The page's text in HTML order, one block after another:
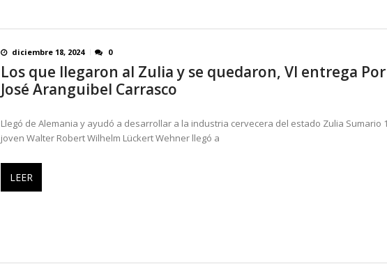
diciembre 18, 2024 0
Los que llegaron al Zulia y se quedaron, VI entrega Por
José Aranguibel Carrasco
Llegó de Alemania y ayudó a desarrollar a la industria cervecera del estado Zulia Sumario
joven Walter Robert Wilhelm Lückert Wehner llegó a
LEER